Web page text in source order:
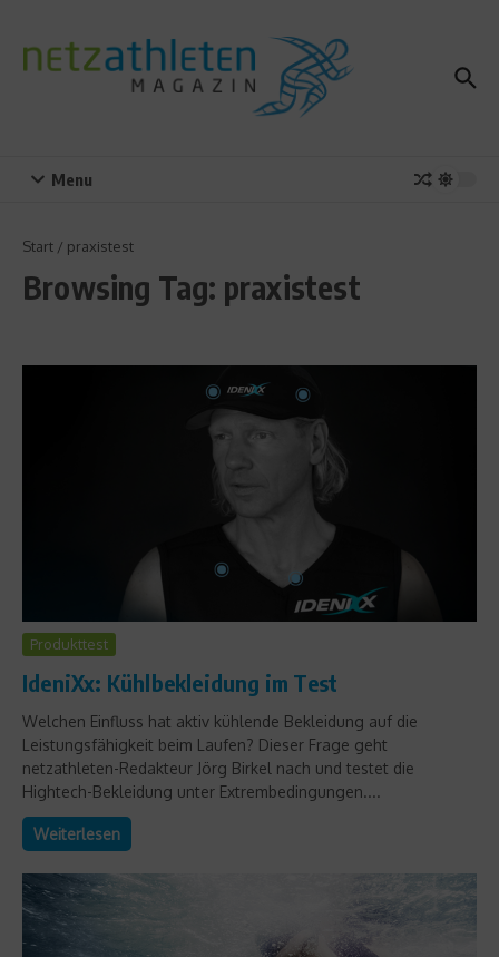
Menu
Start / praxistest
Browsing Tag: praxistest
Produkttest
IdeniXx: Kühlbekleidung im Test
Welchen Einfluss hat aktiv kühlende Bekleidung auf die
Leistungsfähigkeit beim Laufen? Dieser Frage geht
netzathleten-Redakteur Jörg Birkel nach und testet die
Hightech-Bekleidung unter Extrembedingungen....
Weiterlesen